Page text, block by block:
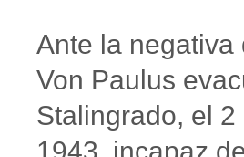
Ante la negativa
Von Paulus
Stalingrado, el
1943, incapaz